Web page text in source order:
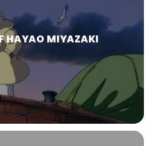
HAYAO MIYAZAKI